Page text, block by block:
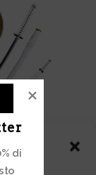
di
di